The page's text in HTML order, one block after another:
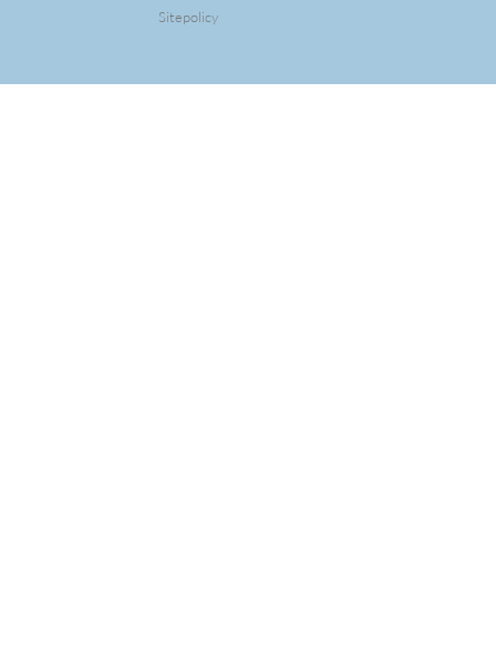
Sitepolicy